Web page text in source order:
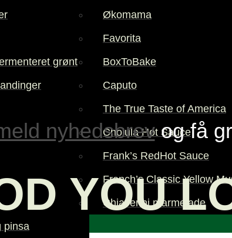
grønt
pinsa
Økomama
Favorita
BoxToBake
Caputo
The True Taste of America
Cholula Hot Sauce
Frank’s RedHot Sauce
French’s Classic Yellow
Chiaverini marmelade
nyhedsbrevog få
YOU